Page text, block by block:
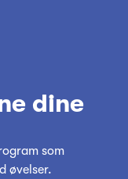
dine
som
øvelser.